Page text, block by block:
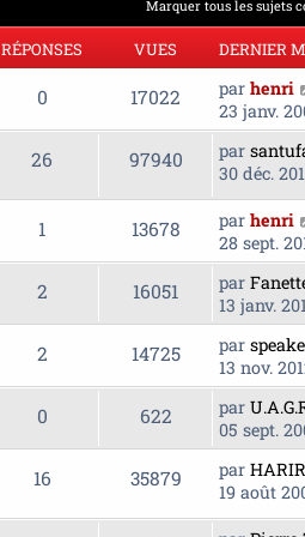
Marquer tous les sujets
RÉPONSES VUES DERNIER
0R
é
n
s
s
17022
u
D
e
r
n
i
e
r
m
e
s
s
a
g
e
par henri
23 janv.
26
é
n
s
97940V
u
D
e
r
n
i
e
r
m
e
s
s
a
g
e
par
30 déc.
1
é
o
n
e
s
13678V
u
s
D
e
r
n
i
e
r
m
e
s
s
a
g
e
par henri
28 sept.
2R
é
o
n
16051
u
D
e
r
n
i
e
r
m
e
s
a
par
13 janv.
2R
é
o
n
14725V
u
s
D
e
r
n
i
e
r
m
e
par
13 nov.
0R
é
622V
u
D
e
r
n
i
e
par
05 sept.
16R
é
35879V
u
D
e
r
par
19 août